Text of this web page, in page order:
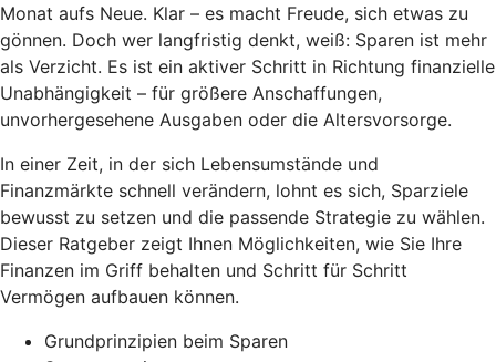
Monat aufs Neue. Klar – es macht Freude, sich etwas zu
gönnen. Doch wer langfristig denkt, weiß: Sparen ist mehr
als Verzicht. Es ist ein aktiver Schritt in Richtung finanzielle
Unabhängigkeit – für größere Anschaffungen,
unvorhergesehene Ausgaben oder die Altersvorsorge.
In einer Zeit, in der sich Lebensumstände und
Finanzmärkte schnell verändern, lohnt es sich, Sparziele
bewusst zu setzen und die passende Strategie zu wählen.
Dieser Ratgeber zeigt Ihnen Möglichkeiten, wie Sie Ihre
Finanzen im Griff behalten und Schritt für Schritt
Vermögen aufbauen können.
Grundprinzipien beim Sparen